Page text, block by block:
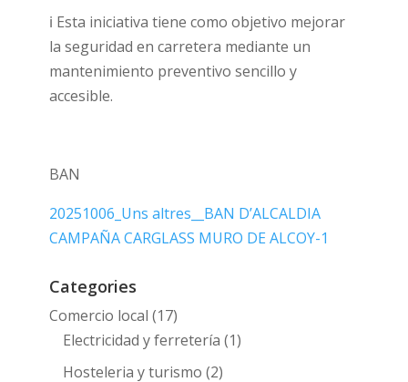
ℹ️ Esta iniciativa tiene como objetivo mejorar
la seguridad en carretera mediante un
mantenimiento preventivo sencillo y
accesible.
BAN
20251006_Uns altres__BAN D’ALCALDIA
CAMPAÑA CARGLASS MURO DE ALCOY-1
Categories
Comercio local (17)
Electricidad y ferretería (1)
Hosteleria y turismo (2)